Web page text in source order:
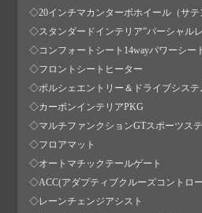
◇20インチマカンターボホイール（サテ
◇スタンダードインテリア”パーシャル
◇コンフォートシート14wayパワーシー
◇フロントシートヒーター
◇ポルシェエントリー＆ドライブシステ
◇カーボンインテリアPKG
◇マルチファンクションGTスポーツス
◇フロアマット
◇オートマチックテールゲート
◇ACC(アダプティブクルーズコントロ
◇レーンチェンジアシスト